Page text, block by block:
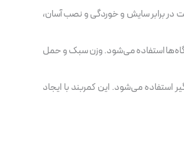
در برابر سایش و خوردگی و نصب آسان،
استفاده می‌شود. وزن سبک و حمل
استفاده می‌شود. این کمربند با ایجاد